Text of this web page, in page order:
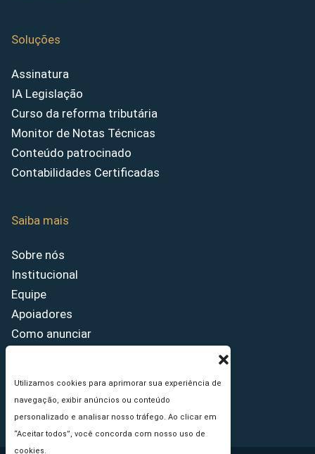
Utilizamos cookies para aprimorar sua experiência de
navegação, exibir anúncios ou conteúdo
personalizado e analisar nosso tráfego. Ao clicar em
“Aceitar todos”, você concorda com nosso uso de
cookies.
Soluções
Assinatura
IA Legislação
Curso da reforma tributária
Monitor de Notas Técnicas
Conteúdo patrocinado
Contabilidades Certificadas
Saiba mais
Sobre nós
Institucional
Equipe
Apoiadores
Como anunciar
Princípios Editoriais